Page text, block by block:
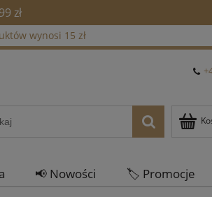
zł
wynosi 15 zł
📢 Nowości 🏷️ Promocje